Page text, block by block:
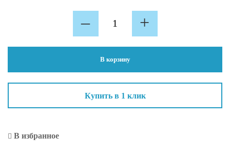
–
HCP.
завитки,
+
В корзину
Купить в 1 клик
В избранное